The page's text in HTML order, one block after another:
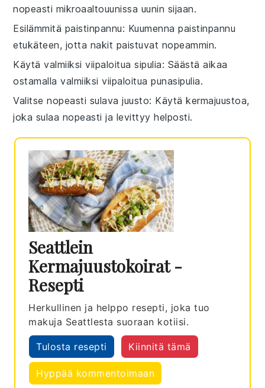
nopeasti mikroaaltouunissa uunin sijaan.
Esilämmitä paistinpannu: Kuumenna paistinpannu
etukäteen, jotta nakit paistuvat nopeammin.
Käytä valmiiksi viipaloitua sipulia: Säästä aikaa
ostamalla valmiiksi viipaloituapunasipulia.
Valitse nopeasti sulava juusto: Käytäkermajuustoa,
joka sulaa nopeasti ja levittyy helposti.
Seattlein
Kermajuustokoirat -
Resepti
Herkullinen ja helppo resepti, joka tuo
makuja Seattlesta suoraan kotiisi.
Tulosta resepti Kiinnitä tämä
Hyppää kommentoimaan